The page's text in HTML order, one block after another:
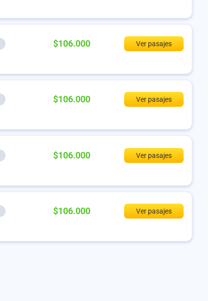
$106.000 Ver pasajes
$106.000 Ver pasajes
$106.000 Ver pasajes
$106.000 Ver pasajes